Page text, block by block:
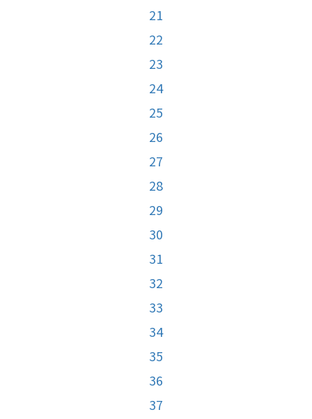
21
22
23
24
25
26
27
28
29
30
31
32
33
34
35
36
37